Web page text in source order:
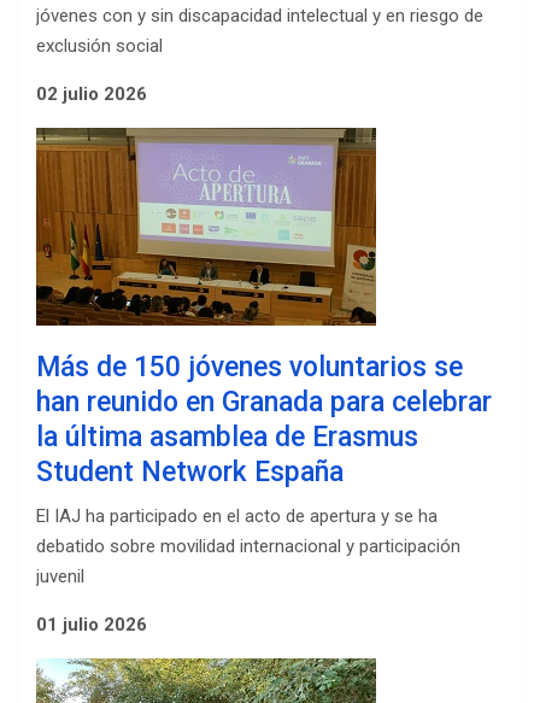
jóvenes con y sin discapacidad intelectual y en riesgo de
exclusión social
02 julio 2026
Más de 150 jóvenes voluntarios se
han reunido en Granada para celebrar
la última asamblea de Erasmus
Student Network España
El IAJ ha participado en el acto de apertura y se ha
debatido sobre movilidad internacional y participación
juvenil
01 julio 2026